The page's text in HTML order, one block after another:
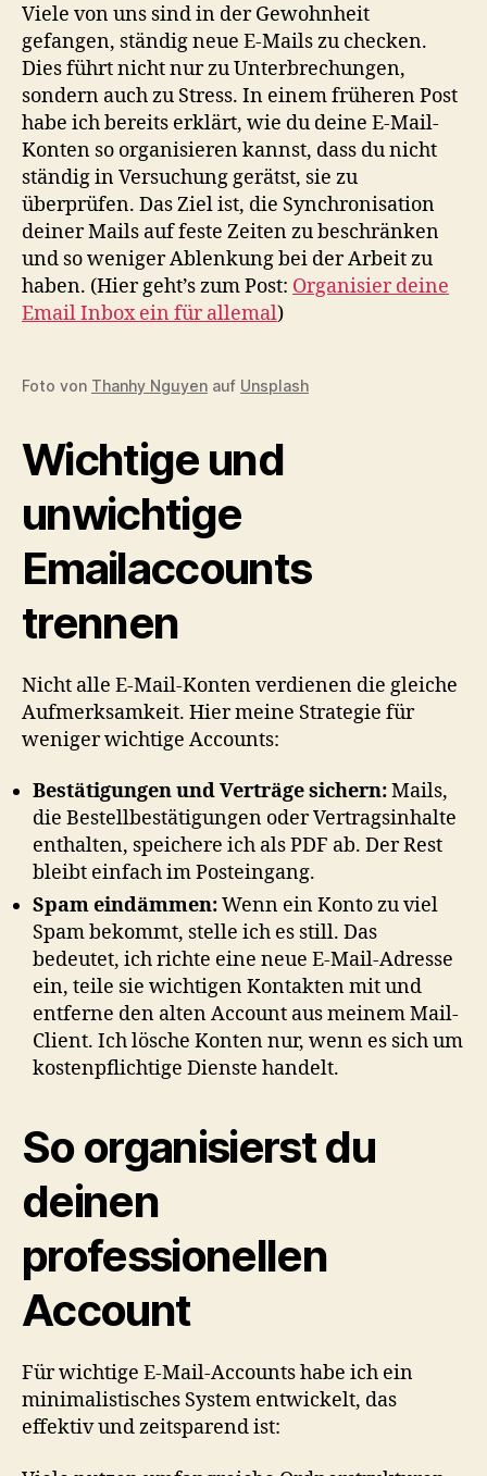
Viele von uns sind in der Gewohnheit
gefangen, ständig neue E-Mails zu checken.
Dies führt nicht nur zu Unterbrechungen,
sondern auch zu Stress. In einem früheren Post
habe ich bereits erklärt, wie du deine E-Mail-
Konten so organisieren kannst, dass du nicht
ständig in Versuchung gerätst, sie zu
überprüfen. Das Ziel ist, die Synchronisation
deiner Mails auf feste Zeiten zu beschränken
und so weniger Ablenkung bei der Arbeit zu
haben. (Hier geht’s zum Post: Organisier deine
Email Inbox ein für allemal)
Foto von Thanhy Nguyen auf Unsplash
Wichtige und
unwichtige
Emailaccounts
trennen
Nicht alle E-Mail-Konten verdienen die gleiche
Aufmerksamkeit. Hier meine Strategie für
weniger wichtige Accounts:
Bestätigungen und Verträge sichern:Mails,
die Bestellbestätigungen oder Vertragsinhalte
enthalten, speichere ich als PDF ab. Der Rest
bleibt einfach im Posteingang.
Spam eindämmen:Wenn ein Konto zu viel
Spam bekommt, stelle ich es still. Das
bedeutet, ich richte eine neue E-Mail-Adresse
ein, teile sie wichtigen Kontakten mit und
entferne den alten Account aus meinem Mail-
Client. Ich lösche Konten nur, wenn es sich um
kostenpflichtige Dienste handelt.
So organisierst du
deinen
professionellen
Account
Für wichtige E-Mail-Accounts habe ich ein
minimalistisches System entwickelt, das
effektiv und zeitsparend ist: